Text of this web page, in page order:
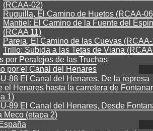
(RCAA-02)
Ruguilla, El Camino de Huetos (RCAA-
Mantiel: El Camino de la Fuente del
(RCAA 11)
Pareja, El Camino de las Cuevas
Trillo: Subida a las Tetas de Viana
por Peralejos de las Truchas
por el Canal del Henares
88 El Canal del Henares. De la represa
el Henares hasta la carretera de Fontanar
1)
89 El Canal del Henares, Desde
Meco (etapa 2)